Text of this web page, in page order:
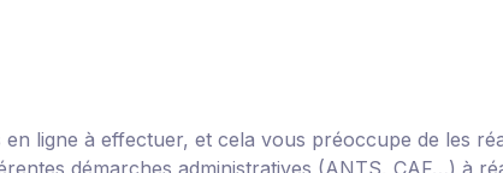
ligne à effectuer, et cela vous préoccupe de les
démarches administratives (ANTS, CAF…) à